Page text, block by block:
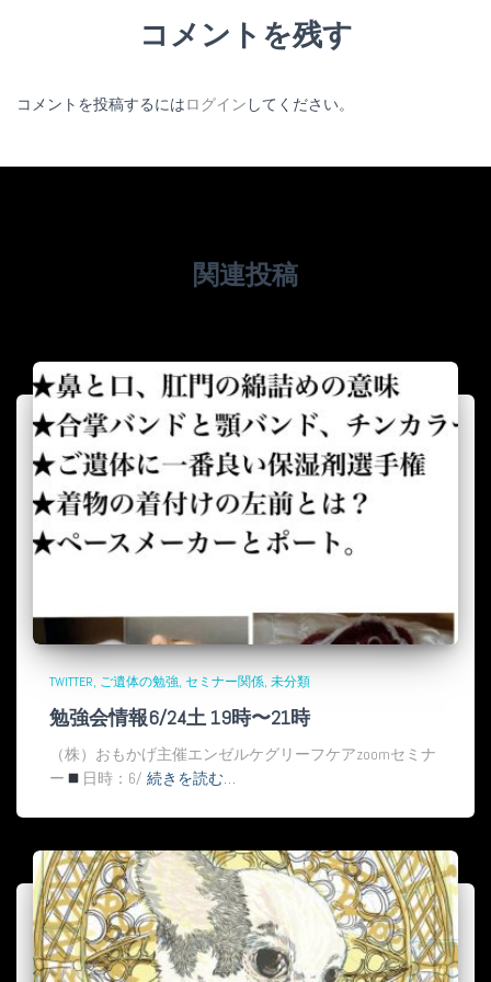
コメントを残す
コメントを投稿するにはログイン してください。
関連投稿
TWITTER ご遺体の勉強 セミナー関係 未分類
勉強会情報6/24土 19時〜21時
（株）おもかげ主催エンゼルケグリーフケアzoomセミナ
ー
日時：6/ 続きを読む…